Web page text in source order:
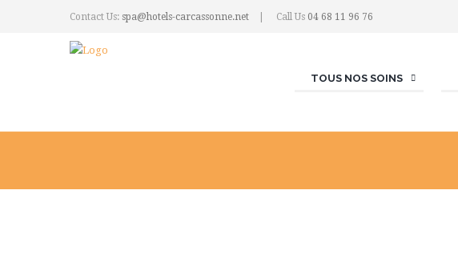
Contact Us: spa@hotels-carcassonne.net Call Us 04 68 11 96 76
TOUS NOS SOINS